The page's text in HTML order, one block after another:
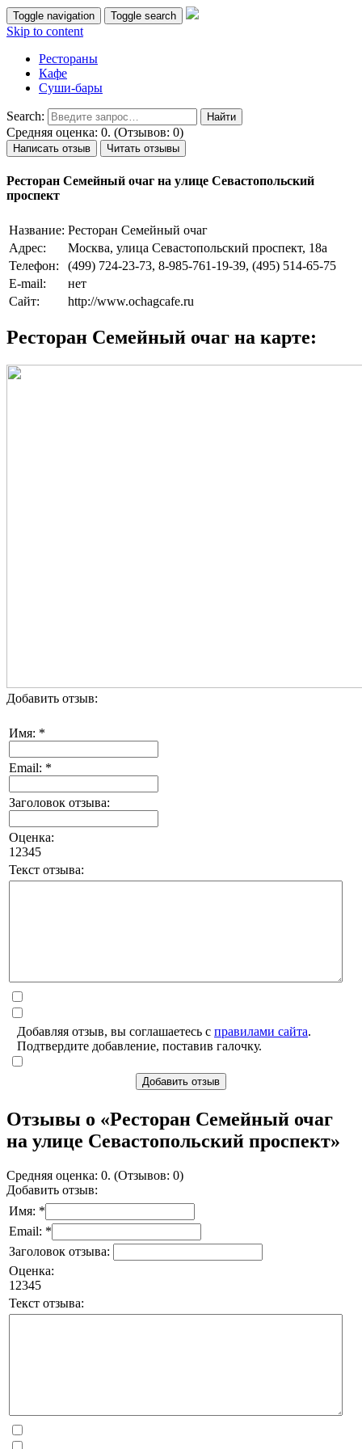
Toggle navigation Toggle search
Skip to content
Рестораны
Кафе
Суши-бары
Search:
Средняя оценка: 0. (Отзывов: 0)
Написать отзыв Читать отзывы
Ресторан Семейный очаг на улице Севастопольский
проспект
Название: Ресторан Семейный очаг
Адрес:
Москва, улица Севастопольский проспект, 18а
Телефон:
(499) 724-23-73, 8-985-761-19-39, (495) 514-65-75
E-mail:
нет
Сайт:
http://www.ochagcafe.ru
Ресторан Семейный очаг на карте:
Добавить отзыв:
Имя: *
Email: *
Заголовок отзыва:
Оценка:
1 2345
Текст отзыва:
Добавляя отзыв, вы соглашаетесь с правилами сайта.
Подтвердите добавление, поставив галочку.
Добавить отзыв
Отзывы о «Ресторан Семейный очаг
на улице Севастопольский проспект»
Средняя оценка: 0. (Отзывов: 0)
Добавить отзыв:
Имя: *
Email: *
Заголовок отзыва:
Оценка:
1 2345
Текст отзыва: